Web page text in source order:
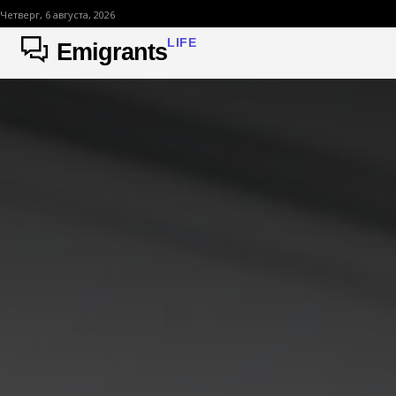
Четверг, 6 августа, 2026
EmigrantsLIFE